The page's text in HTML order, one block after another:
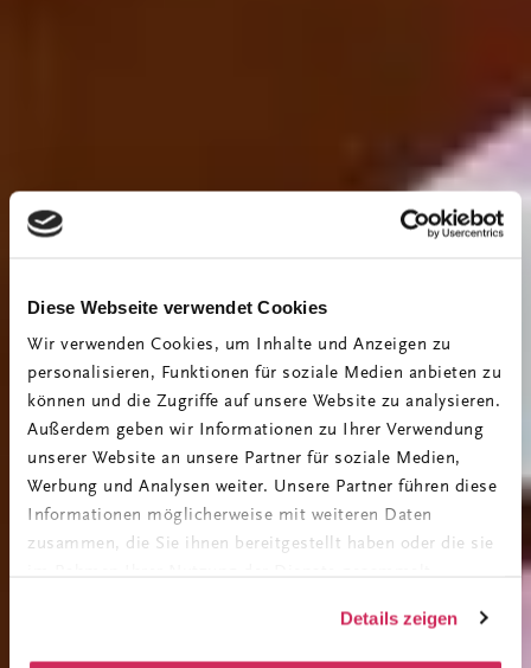
Diese Webseite verwendet Cookies
Wir verwenden Cookies, um Inhalte und Anzeigen zu
personalisieren, Funktionen für soziale Medien anbieten zu
können und die Zugriffe auf unsere Website zu analysieren.
Außerdem geben wir Informationen zu Ihrer Verwendung
unserer Website an unsere Partner für soziale Medien,
Werbung und Analysen weiter. Unsere Partner führen diese
Informationen möglicherweise mit weiteren Daten
zusammen, die Sie ihnen bereitgestellt haben oder die sie
oder widerrufen. Weitere Details hierzu finden Sie in
unsererDatenschutzerklärung.
Details zeigen